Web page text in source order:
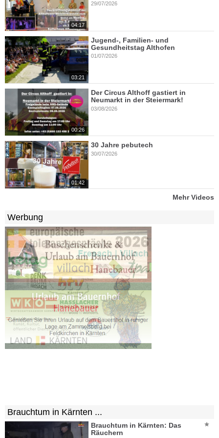
04:17
29/07/2026
03:21
Jugend-, Familien- und
Gesundheitstag Althofen
01/07/2026
00:26
Der Circus Althoff gastiert in
Neumarkt in der Steiermark!
03/08/2026
01:42
30 Jahre pebutech
30/07/2026
Mehr Videos
Werbung
Brauchtum in Kärnten ...
Brauchtum in Kärnten: Das
Räuchern